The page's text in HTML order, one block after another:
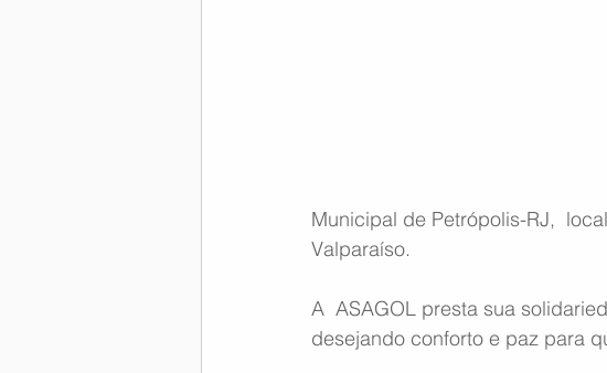
Municipal de Petrópolis-RJ,
Valparaíso.
A  ASAGOL presta sua
desejando conforto e paz para